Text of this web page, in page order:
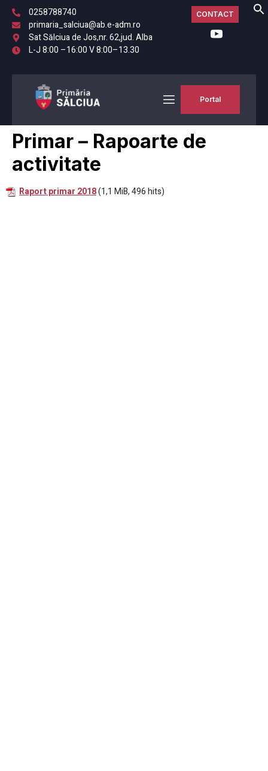
0258788740
primaria_salciua@ab.e-adm.ro
Sat Sălciua de Jos,nr. 62,jud. Alba
L-J 8:00 –16:00 V 8:00–13.30
CONTACT
Portal
Primar – Rapoarte de
activitate
Raport primar 2018(1,1 MiB, 496 hits)